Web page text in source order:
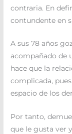
contraria. En
contundente en
A sus 78 años
acompañado de
hace que la
complicada,
espacio de los
Por tanto,
que le gusta ver